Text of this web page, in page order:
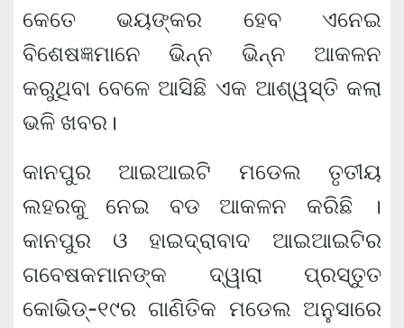
କେତେ ଭୟଙ୍କର ହେବ ଏନେଇ
ବିଶେଷଜ୍ଞମାନେ ଭିନ୍ନ ଭିନ୍ନ ଆକଳନ
କରୁଥିବା ବେଳେ ଆସିଛି ଏକ ଆଶ୍ୱସ୍ତି କଲା
ଭଳି ଖବର।
କାନପୁର ଆଇଆଇଟି ମଡେଲ ତୃତୀୟ
ଲହରକୁ ନେଇ ବଡ ଆକଳନ କରିଛି ।
କାନପୁର ଓ ହାଇଦ୍ରାବାଦ ଆଇଆଇଟିର
ଗବେଷକମାନଙ୍କ ଦ୍ୱାରା ପ୍ରସ୍ତୁତ
କୋଭିଡ୍-୧୯ର ଗାଣିତିକ ମଡେଲ ଅନୁସାରେ